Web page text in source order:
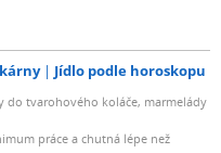
Jídlo podle horoskopu
do tvarohového koláče, marmelády
práce a chutná lépe než